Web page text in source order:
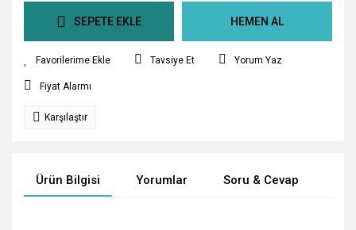
SEPETE EKLE HEMEN AL
Tavsiye Et Yorum Yaz
Fiyat Alarmı
Karşılaştır
Ürün Bilgisi Yorumlar Soru & Cevap